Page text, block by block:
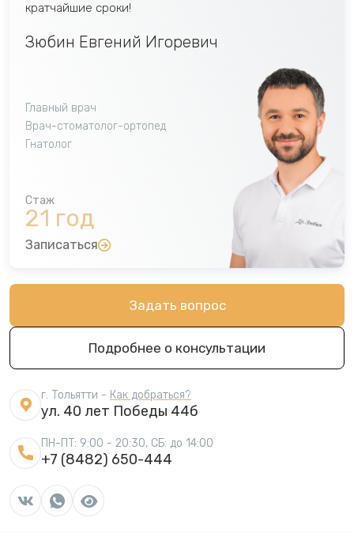
кратчайшие сроки!
Зюбин Евгений Игоревич
Главный врач
Врач-стоматолог-ортопед
Гнатолог
21 год
Записаться
Задать вопрос
Подробнее о консультации
г. Тольятти - Как добраться?
ул. 40 лет Победы 44б
ПН-ПТ: 9:00 - 20:30, СБ: до 14:00
+7 (8482) 650-444